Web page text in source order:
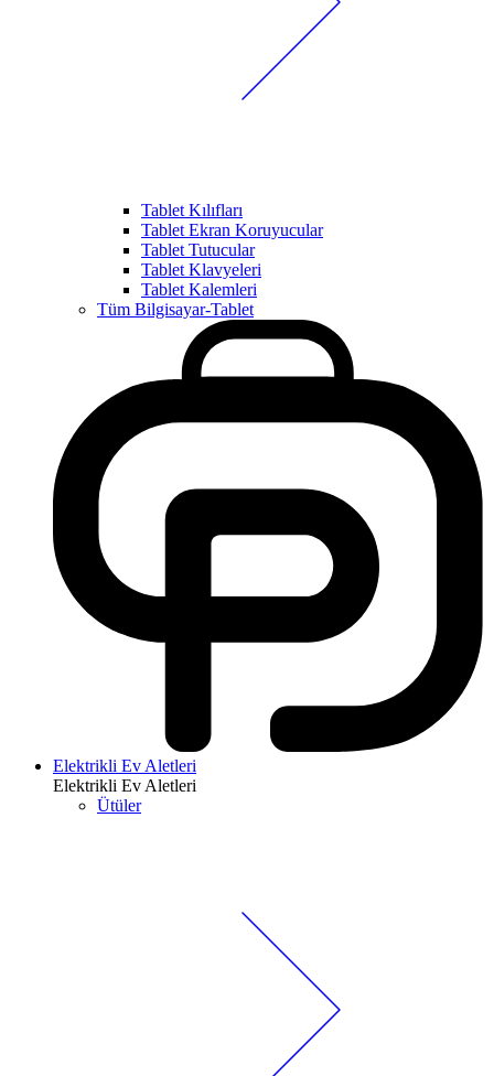
Tablet Kılıfları
Tablet Ekran Koruyucular
Tablet Tutucular
Tablet Klavyeleri
Tablet Kalemleri
Tüm Bilgisayar-Tablet
Elektrikli Ev Aletleri
Elektrikli Ev Aletleri
Ütüler